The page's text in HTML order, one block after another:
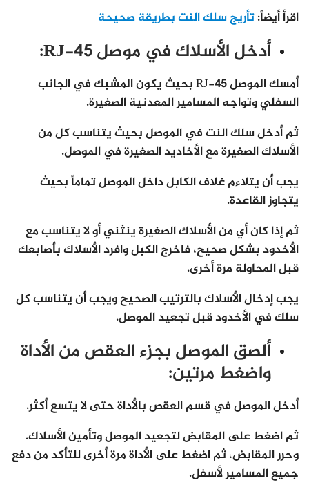
اقرأ أيضاً:تأريج سلك النت بطريقة صحيحة
أدخل الأسلاك في موصل RJ-45:
أمسك الموصل RJ-45 بحيث يكون المشبك في الجانب
السفلي وتواجه المسامير المعدنية الصغيرة.
ثم أدخل سلك النت في الموصل بحيث يتناسب كل من
الأسلاك الصغيرة مع الأخاديد الصغيرة في الموصل.
يجب أن يتلاءم غلاف الكابل داخل الموصل تماماً بحيث
يتجاوز القاعدة.
ثم إذا كان أي من الأسلاك الصغيرة ينثني أو لا يتناسب مع
الأخدود بشكل صحيح، فاخرج الكبل وافرد الأسلاك بأصابعك
قبل المحاولة مرة أخرى.
يجب إدخال الأسلاك بالترتيب الصحيح ويجب أن يتناسب كل
سلك في الأخدود قبل تجعيد الموصل.
ألصق الموصل بجزء العقص من الأداة
واضغط مرتين:
أدخل الموصل في قسم العقص بالأداة حتى لا يتسع أكثر.
ثم اضغط على المقابض لتجعيد الموصل وتأمين الأسلاك.
وحرر المقابض، ثم اضغط على الأداة مرة أخرى للتأكد من دفع
جميع المسامير لأسفل.